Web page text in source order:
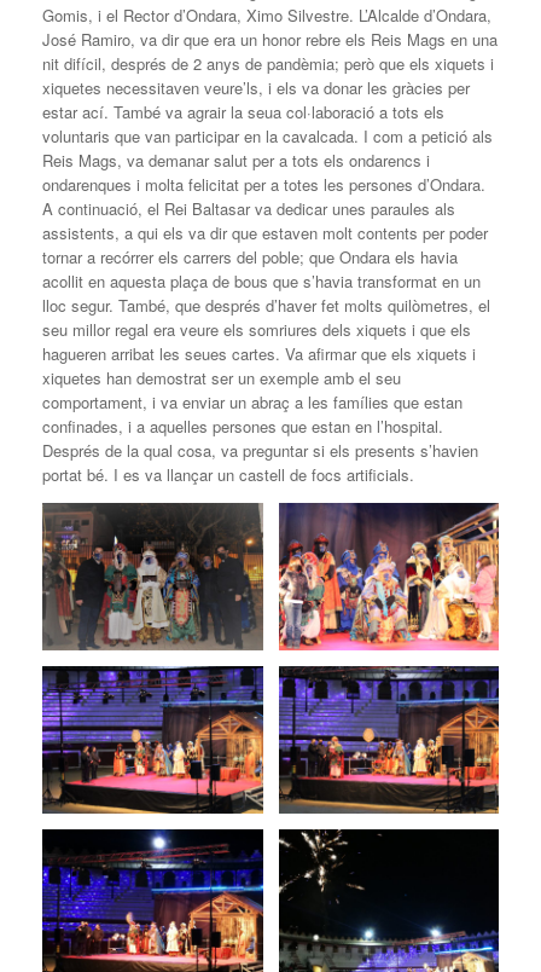
Gomis, i el Rector d’Ondara, Ximo Silvestre. L’Alcalde d’Ondara,
José Ramiro, va dir que era un honor rebre els Reis Mags en una
nit difícil, després de 2 anys de pandèmia; però que els xiquets i
xiquetes necessitaven veure’ls, i els va donar les gràcies per
estar ací. També va agrair la seua col·laboració a tots els
voluntaris que van participar en la cavalcada. I com a petició als
Reis Mags, va demanar salut per a tots els ondarencs i
ondarenques i molta felicitat per a totes les persones d’Ondara.
A continuació, el Rei Baltasar va dedicar unes paraules als
assistents, a qui els va dir que estaven molt contents per poder
tornar a recórrer els carrers del poble; que Ondara els havia
acollit en aquesta plaça de bous que s’havia transformat en un
lloc segur. També, que després d’haver fet molts quilòmetres, el
seu millor regal era veure els somriures dels xiquets i que els
hagueren arribat les seues cartes. Va afirmar que els xiquets i
xiquetes han demostrat ser un exemple amb el seu
comportament, i va enviar un abraç a les famílies que estan
confinades, i a aquelles persones que estan en l’hospital.
Després de la qual cosa, va preguntar si els presents s’havien
portat bé. I es va llançar un castell de focs artificials.